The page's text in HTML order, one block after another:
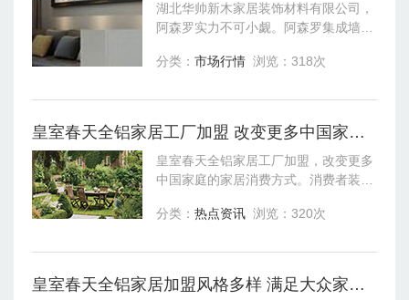
湖北华帅新木家居装饰材料有限公司，
阿森罗实力不可小觑。阿森罗集成墙饰
牌，可以为广大的消费者们节省百分之
场必将不
分类： 市场行情 浏览：318次
皇室春天全铝家居工厂加盟 改变更多中国家庭的家居消费方式
皇室春天全铝家居工厂加盟，改变更多
中国家庭的家居消费方式。消费者装饰
高雅，但是装饰起来必须能给自己带来
的安顿
分类： 热点资讯 浏览：320次
皇室春天全铝家居加盟风格多样 满足大众家居多元化的审美需求